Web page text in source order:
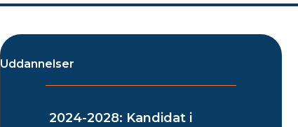
Uddannelser
2024-2028: Kandidat i